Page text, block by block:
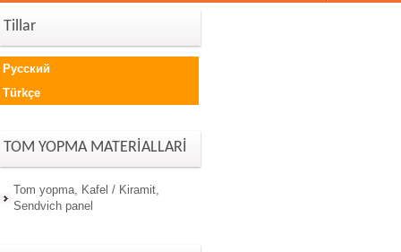
Tillar
Русский
Türkçe
TOM YOPMA MATERİALLARİ
Tom yopma, Kafel / Kiramit,
Sendvich panel